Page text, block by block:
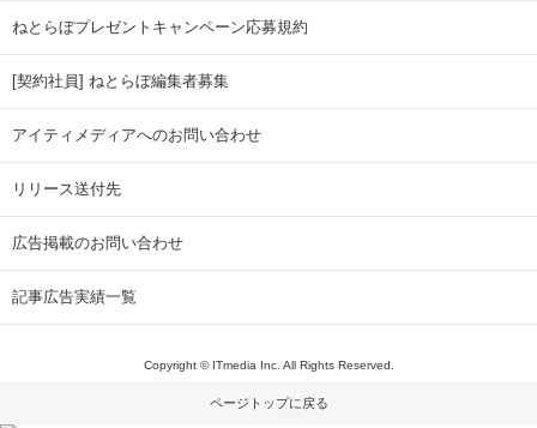
ねとらぼプレゼントキャンペーン応募規約
[契約社員] ねとらぼ編集者募集
アイティメディアへのお問い合わせ
リリース送付先
広告掲載のお問い合わせ
記事広告実績一覧
Copyright © ITmedia Inc. All Rights Reserved.
ページトップに戻る